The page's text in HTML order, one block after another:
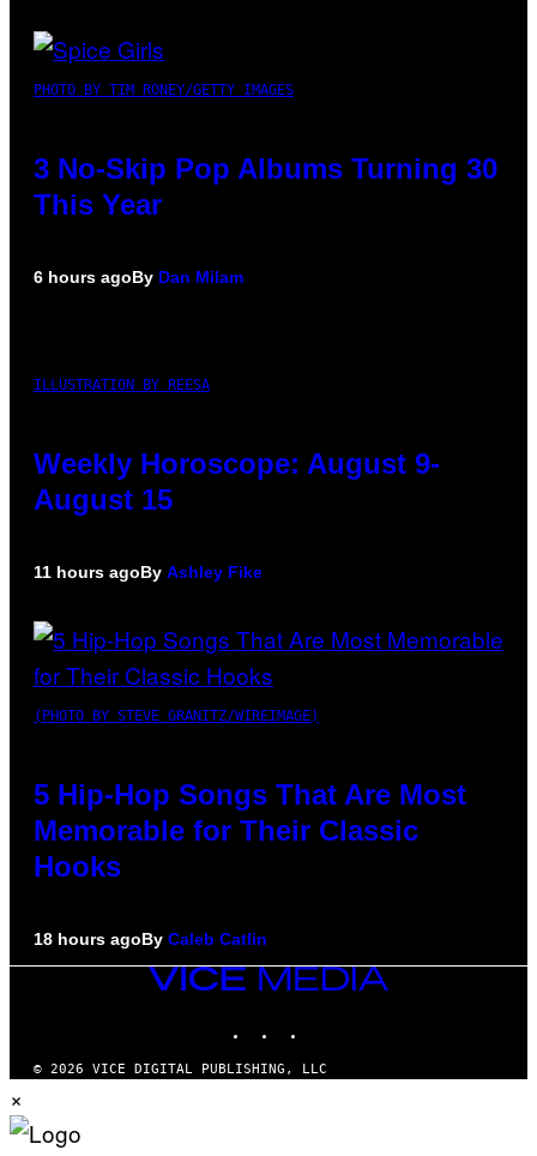
PHOTO BY TIM RONEY/GETTY IMAGES
3 No-Skip Pop Albums Turning 30
This Year
6 hours agoBy Dan Milam
ILLUSTRATION BY REESA
Weekly Horoscope: August 9-
August 15
11 hours agoBy Ashley Fike
(PHOTO BY STEVE GRANITZ/WIREIMAGE)
5 Hip-Hop Songs That Are Most
Memorable for Their Classic
Hooks
18 hours agoBy Caleb Catlin
VICE
© 2026 VICE DIGITAL PUBLISHING, LLC
×